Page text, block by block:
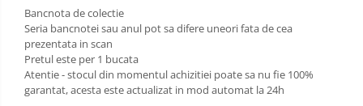
Bancnota de colectie
Seria bancnotei sau anul pot sa difere uneori fata de cea
prezentata in scan
Pretul este per 1 bucata
Atentie - stocul din momentul achizitiei poate sa nu fie 100%
garantat, acesta este actualizat in mod automat la 24h